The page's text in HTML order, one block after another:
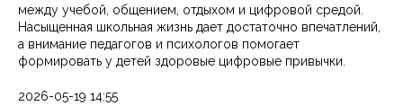
между учебой, общением, отдыхом и цифровой средой.
Насыщенная школьная жизнь дает достаточно впечатлений,
а внимание педагогов и психологов помогает
формировать у детей здоровые цифровые привычки.
2026-05-19 14:55